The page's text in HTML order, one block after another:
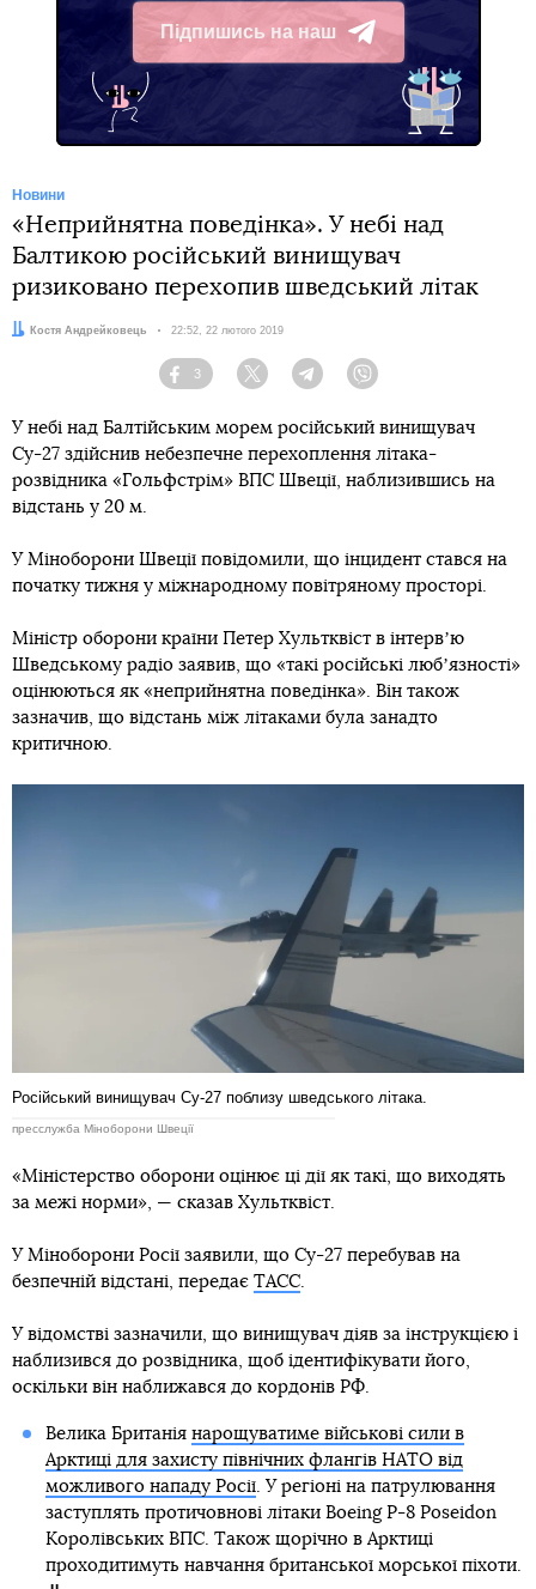
Підпишись на наш
Telegram
Новини
«Неприйнятна поведінка». У небі над
Балтикою російський винищувач
ризиковано перехопив шведський літак
Автор:Костя Андрейковець Дата:
22:52, 22 лютого 2019
Facebook
3
Twitter TelegramViber
У небі над Балтійським морем російський винищувач
Су-27 здійснив небезпечне перехоплення літака-
розвідника «Гольфстрім» ВПС Швеції, наблизившись на
відстань у 20 м.
У Міноборони Швеції повідомили, що інцидент стався на
початку тижня у міжнародному повітряному просторі.
Міністр оборони країни Петер Хультквіст в інтервʼю
Шведському радіо заявив, що «такі російські любʼязності»
оцінюються як «неприйнятна поведінка». Він також
зазначив, що відстань між літаками була занадто
критичною.
Російський винищувач Су-27 поблизу шведського літака.
пресслужба Міноборони Швеції
«Міністерство оборони оцінює ці дії як такі, що виходять
за межі норми», — сказав Хультквіст.
У Міноборони Росії заявили, що Су-27 перебував на
безпечній відстані, передає ТАСС.
У відомстві зазначили, що винищувач діяв за інструкцією і
наблизився до розвідника, щоб ідентифікувати його,
оскільки він наближався до кордонів РФ.
Велика Британія нарощуватиме військові сили в
Арктиці для захисту північних флангів НАТО від
можливого нападу Росії. У регіоні на патрулювання
заступлять протичовнові літаки Boeing P-8 Poseidon
Королівських ВПС. Також щорічно в Арктиці
проходитимуть навчання британської морської піхоти.